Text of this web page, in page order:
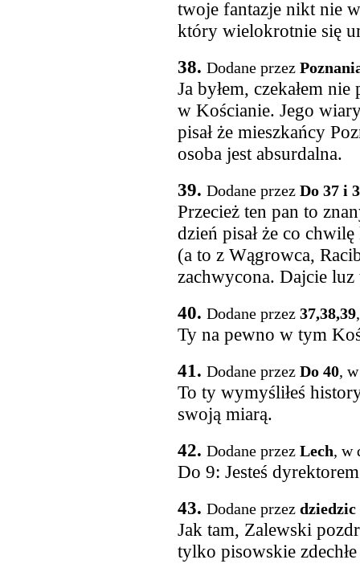
twoje fantazje nikt nie
który wielokrotnie się
38. Dodane przez
Ja byłem, czekałem nie
w Kościanie. Jego
pisał że mieszkańcy
osoba jest absurdalna.
39. Dodane przez Do 37 i
Przecież ten pan to
dzień pisał że co
(a to z Wągrowca,
zachwycona. Dajcie luz
40. Dodane przez 37,38,39
Ty na pewno w tym
41. Dodane przez Do 40,
To ty wymyśliłeś
swoją miarą.
42. Dodane przez Lech, w
Do 9: Jesteś
43. Dodane przez
Jak tam, Zalewski
tylko pisowskie